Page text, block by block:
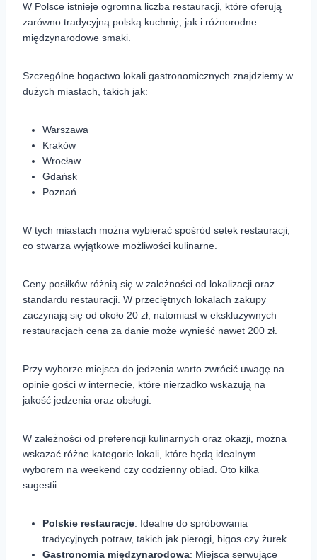
W Polsce istnieje ogromna liczba restauracji, które oferują
zarówno tradycyjną polską kuchnię, jak i różnorodne
międzynarodowe smaki.
Szczególne bogactwo lokali gastronomicznych znajdziemy w
dużych miastach, takich jak:
Warszawa
Kraków
Wrocław
Gdańsk
Poznań
W tych miastach można wybierać spośród setek restauracji,
co stwarza wyjątkowe możliwości kulinarne.
Ceny posiłków różnią się w zależności od lokalizacji oraz
standardu restauracji. W przeciętnych lokalach zakupy
zaczynają się od około 20 zł, natomiast w ekskluzywnych
restauracjach cena za danie może wynieść nawet 200 zł.
Przy wyborze miejsca do jedzenia warto zwrócić uwagę na
opinie gości w internecie, które nierzadko wskazują na
jakość jedzenia oraz obsługi.
W zależności od preferencji kulinarnych oraz okazji, można
wskazać różne kategorie lokali, które będą idealnym
wyborem na weekend czy codzienny obiad. Oto kilka
sugestii:
Polskie restauracje: Idealne do spróbowania
tradycyjnych potraw, takich jak pierogi, bigos czy żurek.
Gastronomia międzynarodowa: Miejsca serwujące